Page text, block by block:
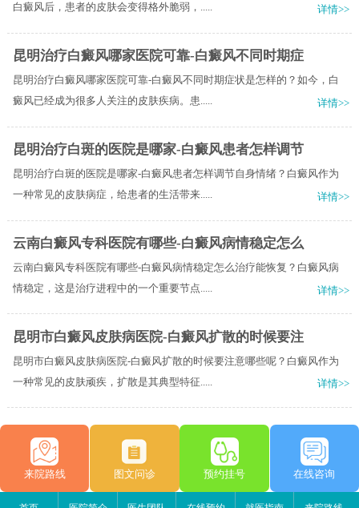
白癜风后，患者的皮肤会变得格外脆弱，.....
详情>>
昆明治疗白癜风哪家医院可靠-白癜风不同时期症
昆明治疗白癜风哪家医院可靠-白癜风不同时期症状是怎样的？如今，白
癜风已经成为很多人关注的皮肤疾病。患.....
详情>>
昆明治疗白斑的医院是哪家-白癜风患者怎样调节
昆明治疗白斑的医院是哪家-白癜风患者怎样调节自身情绪？白癜风作为
一种常见的皮肤病症，给患者的生活带来.....
详情>>
云南白癜风专科医院有哪些-白癜风病情稳定怎么
云南白癜风专科医院有哪些-白癜风病情稳定怎么治疗能恢复？白癜风病
情稳定，这是治疗进程中的一个重要节点.....
详情>>
昆明市白癜风皮肤病医院-白癜风扩散的时候要注
昆明市白癜风皮肤病医院-白癜风扩散的时候要注意哪些呢？白癜风作为
一种常见的皮肤顽疾，扩散是其典型特征.....
详情>>
来院路线 图文问诊 预约挂号 在线咨询